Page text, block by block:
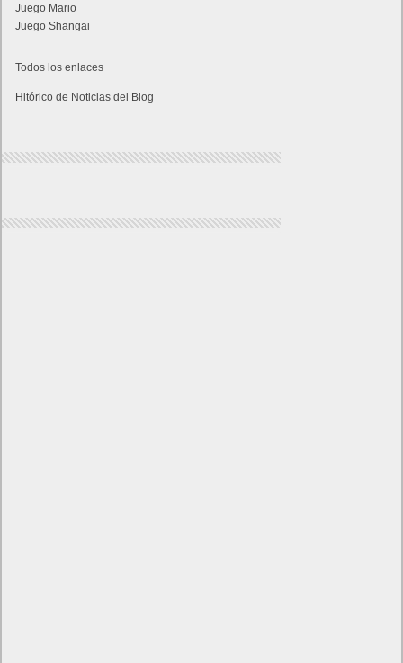
Juego Mario
Juego Shangai
Todos los enlaces
Hitórico de Noticias del Blog